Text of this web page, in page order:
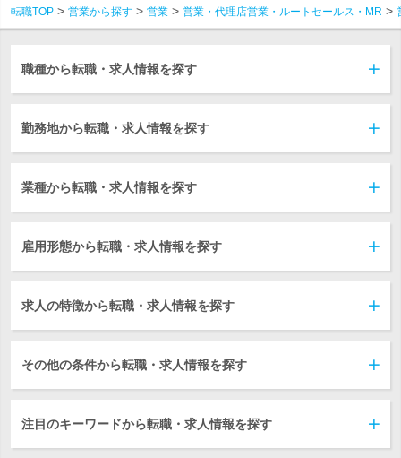
転職TOP 営業から探す 営業 営業・代理店営業・ルートセールス・MR
職種から転職・求人情報を探す
勤務地から転職・求人情報を探す
業種から転職・求人情報を探す
雇用形態から転職・求人情報を探す
求人の特徴から転職・求人情報を探す
その他の条件から転職・求人情報を探す
注目のキーワードから転職・求人情報を探す